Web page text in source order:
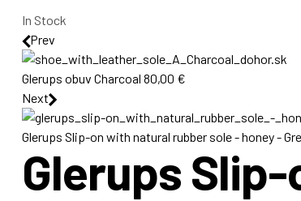
Availability:
In Stock
Prev
Glerups obuv Charcoal 80,00 €
Next
Glerups Slip-on with natural rubber sole - honey -
Glerups